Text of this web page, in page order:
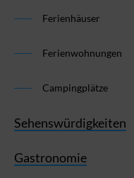
Ferienhäuser
Ferienwohnungen
Campingplätze
Sehenswürdigkeiten
Gastronomie